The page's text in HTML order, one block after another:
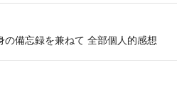
備忘録を兼ねて 全部個人的感想